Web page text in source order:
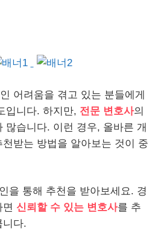
어려움을 겪고 있는 분들에게
입니다. 하지만, 전문 변호사의
많습니다. 이런 경우, 올바른 개
받는 방법을 알아보는 것이 중
을 통해 추천을 받아보세요. 경
면 신뢰할 수 있는 변호사를 추
니다.